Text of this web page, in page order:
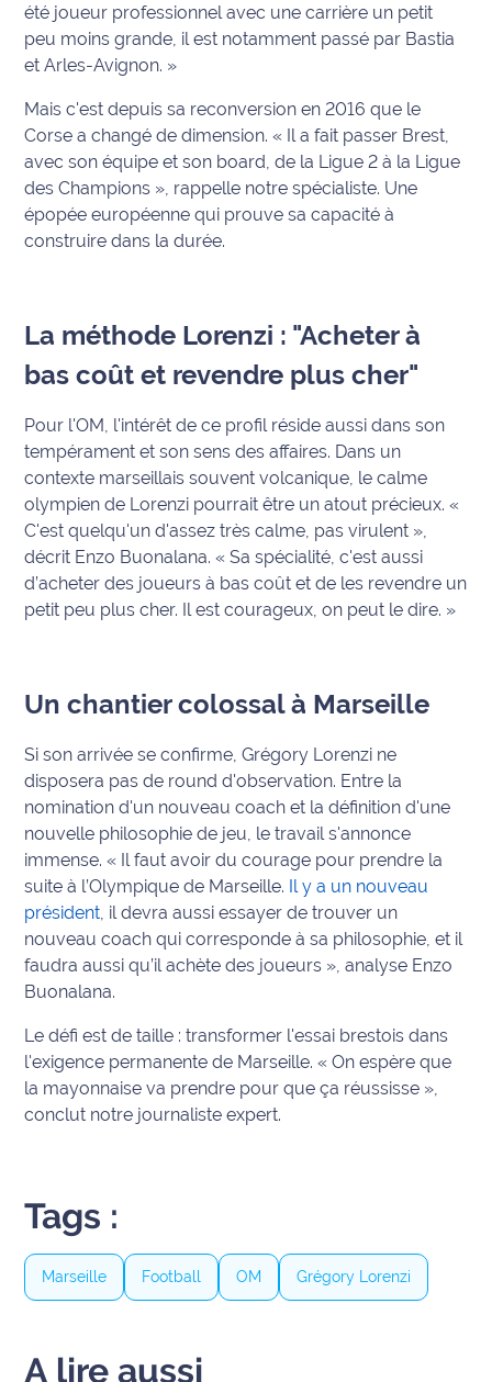
Municipales
2026
Contenus
Partenaires
L'invité(e)
de la
rédaction
Maritima
Fil
Maritima
L'anecdote
de Jeff
C'est
mon
club
Maritima
Bon
plan
sortie
Nous
contacter
et voir
Qui
sommes
nous ?
Recrutement
Mention
légales
d'utilisation du
été joueur professionnel avec une carrière un petit
peu moins grande, il est notamment passé par Bastia
et Arles-Avignon. »
Mais c'est depuis sa reconversion en 2016 que le
Corse a changé de dimension.« Il a fait passer Brest,
avec son équipe et son board, de la Ligue 2 à la Ligue
des Champions » , rappelle notre spécialiste. Une
épopée européenne qui prouve sa capacité à
construire dans la durée.
La méthode Lorenzi : "Acheter à
bas coût et revendre plus cher"
Pour l'OM, l'intérêt de ce profil réside aussi dans son
tempérament et son sens des affaires. Dans un
contexte marseillais souvent volcanique, le calme
olympien de Lorenzi pourrait être un atout précieux.«
C'est quelqu'un d'assez très calme, pas virulent »
décrit Enzo Buonalana.« Sa spécialité, c'est aussi
d’acheter des joueurs à bas coût et de les revendre un
petit peu plus cher. Il est courageux, on peut le dire. »
Un chantier colossal à Marseille
Si son arrivée se confirme, Grégory Lorenzi ne
disposera pas de round d'observation. Entre la
nomination d'un nouveau coach et la définition d'une
nouvelle philosophie de jeu, le travail s'annonce
immense.« Il faut avoir du courage pour prendre la
suite à l’Olympique de Marseille. Il y a un nouveau
président , il devra aussi essayer de trouver un
nouveau coach qui corresponde à sa philosophie, et il
faudra aussi qu’il achète des joueurs » , analyse Enzo
Buonalana.
Le défi est de taille : transformer l'essai brestois dans
l'exigence permanente de Marseille.« On espère que
la mayonnaise va prendre pour que ça réussisse »
conclut notre journaliste expert.
Tags :
Marseille Football OM Grégory Lorenzi
A lire aussi